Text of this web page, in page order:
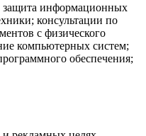
защита информационных
консультации по
с физического
компьютерных систем;
обеспечения;